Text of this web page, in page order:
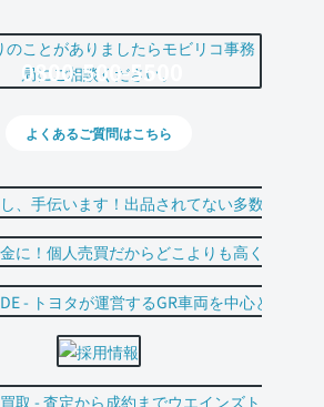
0800-500-5500
よくあるご質問はこちら